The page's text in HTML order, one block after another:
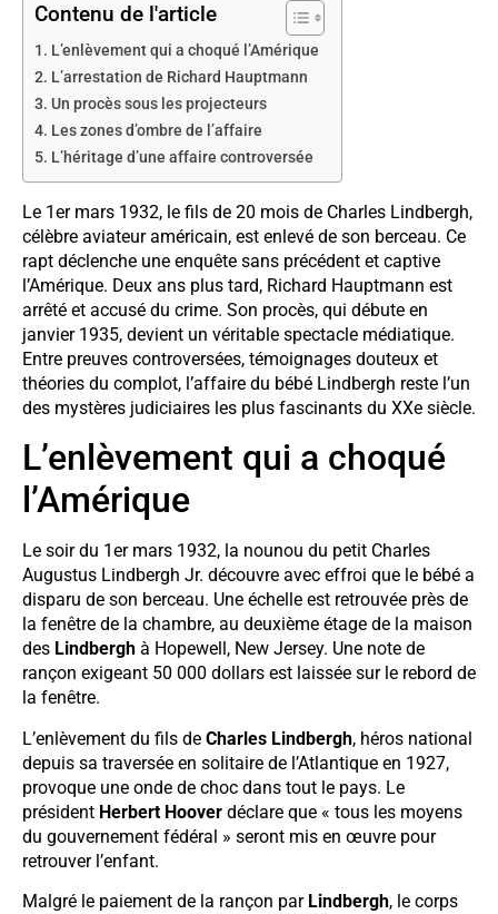
Contenu de l'article
L’enlèvement qui a choqué l’Amérique
L’arrestation de Richard Hauptmann
Un procès sous les projecteurs
Les zones d’ombre de l’affaire
L’héritage d’une affaire controversée
Le 1er mars 1932, le fils de 20 mois de Charles Lindbergh,
célèbre aviateur américain, est enlevé de son berceau. Ce
rapt déclenche une enquête sans précédent et captive
l’Amérique. Deux ans plus tard, Richard Hauptmann est
arrêté et accusé du crime. Son procès, qui débute en
janvier 1935, devient un véritable spectacle médiatique.
Entre preuves controversées, témoignages douteux et
théories du complot, l’affaire du bébé Lindbergh reste l’un
des mystères judiciaires les plus fascinants du XXe siècle.
L’enlèvement qui a choqué
l’Amérique
Le soir du 1er mars 1932, la nounou du petit Charles
Augustus Lindbergh Jr. découvre avec effroi que le bébé a
disparu de son berceau. Une échelle est retrouvée près de
la fenêtre de la chambre, au deuxième étage de la maison
des Lindbergh à Hopewell, New Jersey. Une note de
rançon exigeant 50 000 dollars est laissée sur le rebord de
la fenêtre.
L’enlèvement du fils de Charles Lindbergh, héros national
depuis sa traversée en solitaire de l’Atlantique en 1927,
provoque une onde de choc dans tout le pays. Le
président Herbert Hoover déclare que « tous les moyens
du gouvernement fédéral » seront mis en œuvre pour
retrouver l’enfant.
Malgré le paiement de la rançon par Lindbergh, le corps